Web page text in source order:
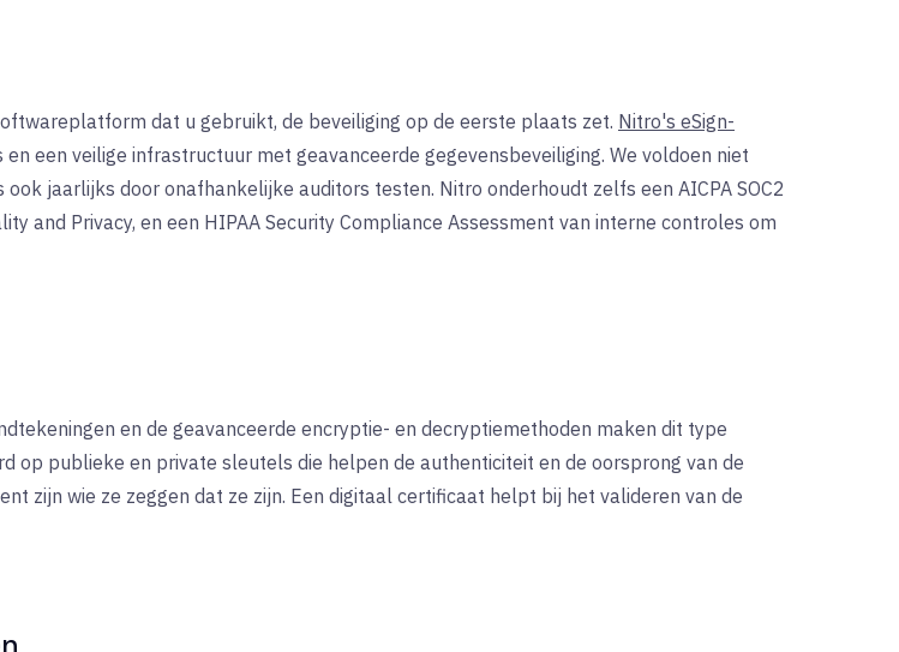
dat u gebruikt, de beveiliging op de eerste plaats zet. Nitro's eSign-
een veilige infrastructuur met geavanceerde gegevensbeveiliging. We voldoen niet
jaarlijks door onafhankelijke auditors testen. Nitro onderhoudt zelfs een AICPA SOC2
and Privacy, en een HIPAA Security Compliance Assessment van interne controles om
en de geavanceerde encryptie- en decryptiemethoden maken dit type
op publieke en private sleutels die helpen de authenticiteit en de oorsprong van de
zijn wie ze zeggen dat ze zijn. Een digitaal certificaat helpt bij het valideren van de